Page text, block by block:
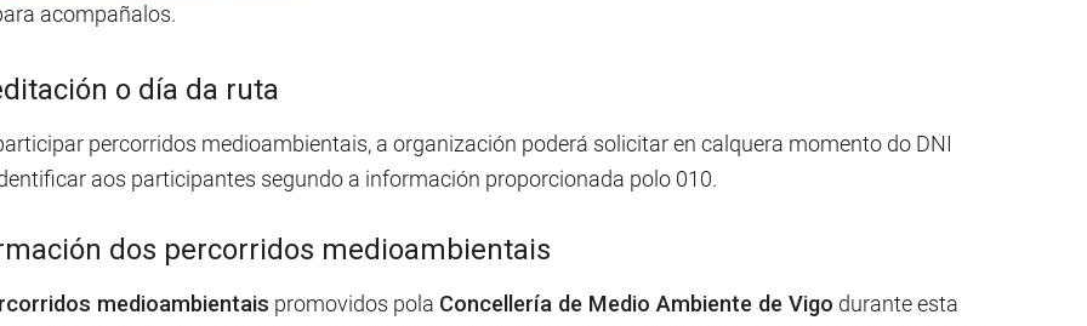
acompañalos.
o día da ruta
percorridos medioambientais, a organización poderá solicitar en calquera momento do DNI
aos participantes segundo a información proporcionada polo 010.
dos percorridos medioambientais
medioambientais promovidos pola Concellería de Medio Ambiente de Vigo durante esta